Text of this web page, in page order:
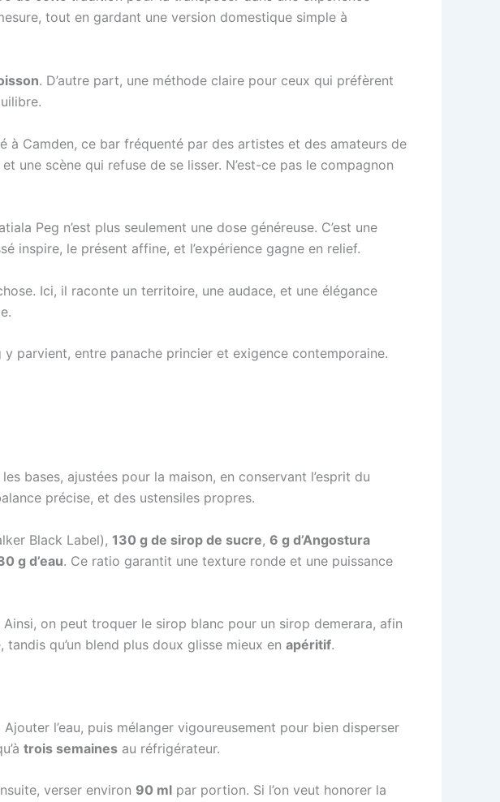
tout en gardant une version domestique simple à
. D’autre part, une méthode claire pour ceux qui préfèrent
à Camden, ce bar fréquenté par des artistes et des amateurs de
une scène qui refuse de se lisser. N’est-ce pas le compagnon
Peg n’est plus seulement une dose généreuse. C’est une
inspire, le présent affine, et l’expérience gagne en relief.
Ici, il raconte un territoire, une audace, et une élégance
parvient, entre panache princier et exigence contemporaine.
bases, ajustées pour la maison, en conservant l’esprit du
précise, et des ustensiles propres.
Black Label), 130 g de sirop de sucre, 6 g d’Angostura
g d’eau. Ce ratio garantit une texture ronde et une puissance
on peut troquer le sirop blanc pour un sirop demerara, afin
qu’un blend plus doux glisse mieux en apéritif.
l’eau, puis mélanger vigoureusement pour bien disperser
trois semaines au réfrigérateur.
verser environ 90 ml par portion. Si l’on veut honorer la